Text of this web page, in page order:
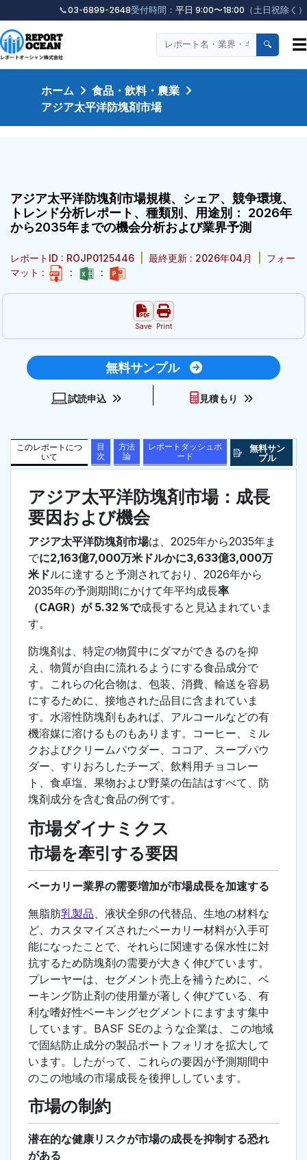
📞03-6899-2648受付時間： 平日 9:00〜18:00 （土日祝除く）
🔍 ☰
ホーム
食品・飲料・農業
アジア太平洋防塊剤市場
アジア太平洋防塊剤市場規模、シェア、競争環境、
トレンド分析レポート、種類別、用途別： 2026年
から2035年までの機会分析および業界予測
レポートID : ROJP0125446 最終更新 : 2026年04月
フォー
マット :
: :
Save Print
無料サンプル
試読申込 見積もり
このレポートにつ
いて
目
次
方法
論
レポートダッシュボ
ード
無料サン
プル
アジア太平洋防塊剤市場：成長
要因および機会
アジア太平洋防塊剤市場は、2025年から2035年ま
でに2,163億7,000万米ドルかに3,633億3,000万
米ドルに達すると予測されており、2026年から
2035年の予測期間にかけて年平均成長率
（CAGR）が 5.32％で成長すると見込まれていま
す。
防塊剤は、特定の物質中にダマができるのを抑
え、物質が自由に流れるようにする食品成分で
す。これらの化合物は、包装、消費、輸送を容易
にするために、接地された品目に含まれていま
す。水溶性防塊剤もあれば、アルコールなどの有
機溶媒に溶けるものもあります。コーヒー、ミル
クおよびクリームパウダー、ココア、スープパウ
ダー、すりおろしたチーズ、飲料用チョコレー
ト、食卓塩、果物および野菜の缶詰はすべて、防
塊剤成分を含む食品の例です。
市場ダイナミクス
市場を牽引する要因
ベーカリー業界の需要増加が市場成長を加速する
無脂肪乳製品、液状全卵の代替品、生地の材料な
ど、カスタマイズされたベーカリー材料が入手可
能になったことで、それらに関連する保水性に対
抗するため防塊剤の需要が大きく伸びています。
プレーヤーは、セグメント売上を補うために、ベ
ーキング防止剤の使用量が著しく伸びている、有
利な嗜好性ベーキングセグメントにますます集中
しています。BASF SEのような企業は、この地域
で固結防止成分の製品ポートフォリオを拡大して
います。したがって、これらの要因が予測期間中
のこの地域の市場成長を後押ししています。
市場の制約
潜在的な健康リスクが市場の成長を抑制する恐れ
がある